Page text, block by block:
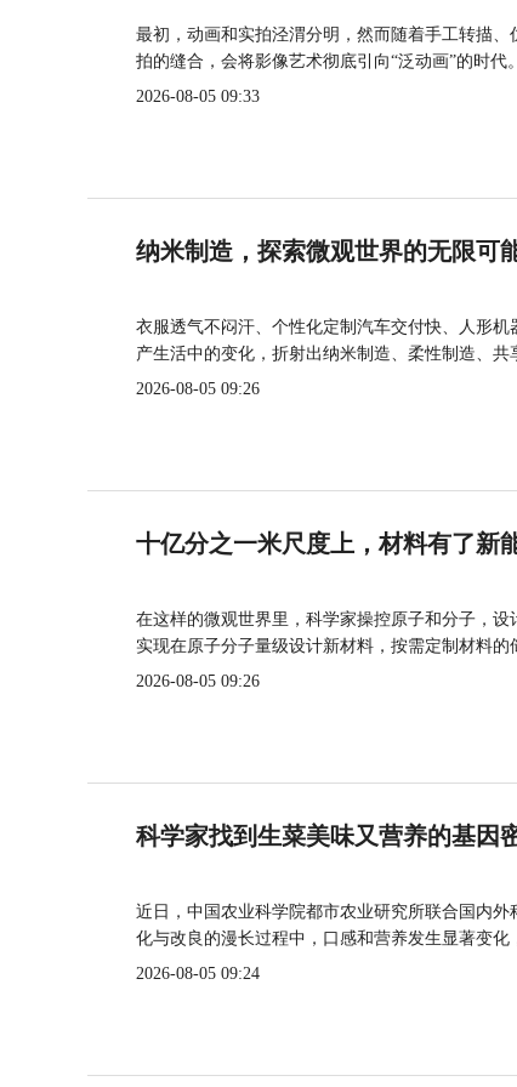
最初，动画和实拍泾渭分明，然而随着手工转描
拍的缝合，会将影像艺术彻底引向“泛动画”的时代。
2026-08-05 09:33
纳米制造，探索微观世界的无限可
衣服透气不闷汗、个性化定制汽车交付快、人形
产生活中的变化，折射出纳米制造、柔性制造、共
2026-08-05 09:26
十亿分之一米尺度上，材料有了新
在这样的微观世界里，科学家操控原子和分子，
实现在原子分子量级设计新材料，按需定制材料
2026-08-05 09:26
科学家找到生菜美味又营养的基因
近日，中国农业科学院都市农业研究所联合国内
化与改良的漫长过程中，口感和营养发生显著变化
2026-08-05 09:24